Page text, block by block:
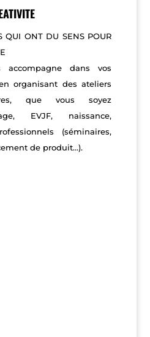
QUI ONT DU SENS POUR
accompagne dans vos
organisant des ateliers
que vous soyez
EVJF, naissance,
(séminaires,
de produit…).